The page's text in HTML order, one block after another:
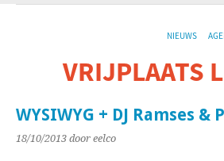
NIEUWS
VRIJPLAATS
WYSIWYG + DJ Ramses &
18/10/2013 door eelco